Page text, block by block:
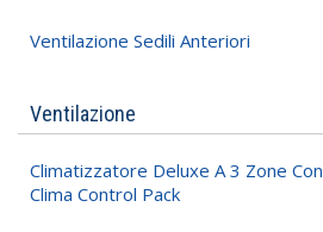
Ventilazione Sedili Anteriori
Ventilazione
Climatizzatore Deluxe A 3 Zone Con
Clima Control Pack